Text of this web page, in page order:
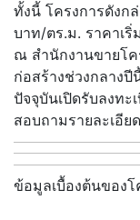
ทั้งนี้ โครงการดังก
บาท/ตร.ม. ราคาเริ่
ณ สำนักงานขายโค
ก่อสร้างช่วงกลางปี
ปัจจุบันเปิดรับลงทะ
สอบถามรายละเอีย
ข้อมูลเบื้องต้นของโ